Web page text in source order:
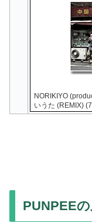
NORIKIYO
いうた (REMIX)
PUNPEE